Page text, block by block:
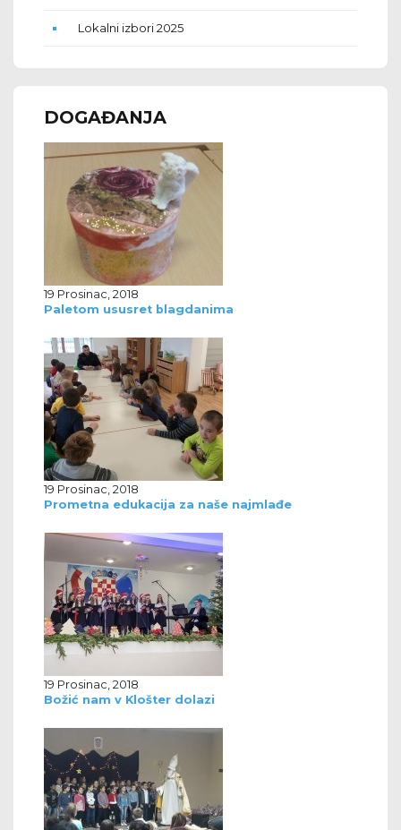
Lokalni izbori 2025
DOGAĐANJA
19 Prosinac, 2018
Paletom ususret blagdanima
19 Prosinac, 2018
Prometna edukacija za naše najmlađe
19 Prosinac, 2018
Božić nam v Klošter dolazi